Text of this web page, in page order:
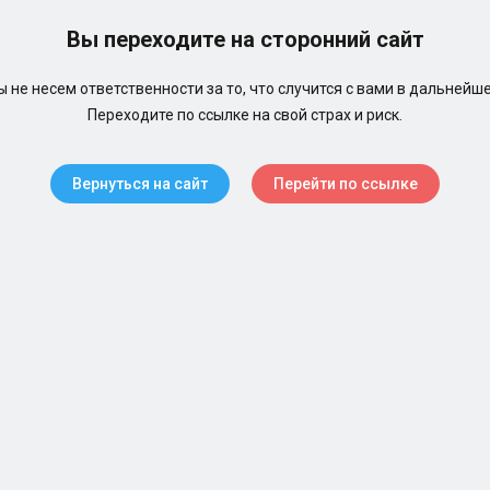
Вы переходите на сторонний сайт
не несем ответственности за то, что случится с вами в
Переходите по ссылке на свой страх и риск.
Вернуться на сайт Перейти по ссылке